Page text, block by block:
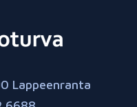
Lappeenranta